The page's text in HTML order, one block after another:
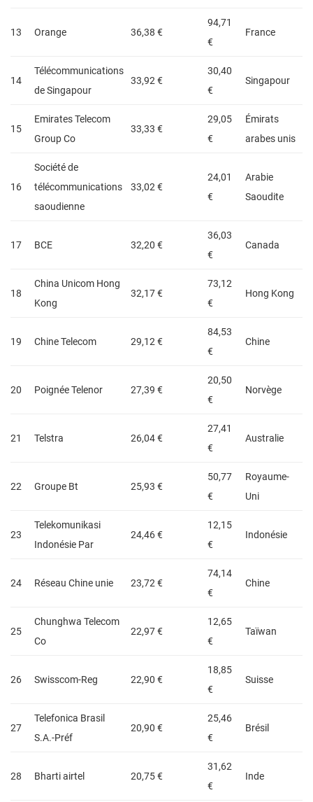
13 Orange 36,38 €
94,71
€
France
14
Télécommunications
de Singapour
33,92 €
30,40
€
Singapour
15
Emirates Telecom
Group Co
33,33 €
29,05
€
Émirats
arabes unis
16
Société de
télécommunications
saoudienne
33,02 €
24,01
€
Arabie
Saoudite
17 BCE 32,20 €
36,03
€
Canada
18
China Unicom Hong
Kong
32,17 €
73,12
€
Hong Kong
19 Chine Telecom 29,12 €
84,53
€
Chine
20 Poignée Telenor 27,39 €
20,50
€
Norvège
21 Telstra 26,04 €
27,41
€
Australie
22 Groupe Bt 25,93 €
50,77
€
Royaume-
Uni
23
Telekomunikasi
Indonésie Par
24,46 €
12,15
€
Indonésie
24 Réseau Chine unie 23,72 €
74,14
€
Chine
25
Chunghwa Telecom
Co
22,97 €
12,65
€
Taïwan
26 Swisscom-Reg 22,90 €
18,85
€
Suisse
27
Telefonica Brasil
S.A.-Préf
20,90 €
25,46
€
Brésil
28 Bharti airtel 20,75 €
31,62
€
Inde